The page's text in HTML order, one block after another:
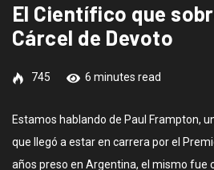
El Científico que
Cárcel de Devoto
745 6 minutes read
Estamos hablando de Paul Frampton,
que llegó a estar en carrera por el
años preso en Argentina, el mismo fue